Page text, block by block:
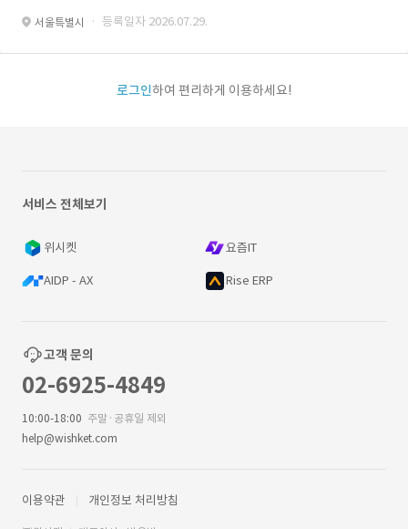
서울특별시 · 등록일자 2026.07.29.
로그인하여 편리하게 이용하세요!
서비스 전체보기
위시켓 요즘IT
AIDP - AX Rise ERP
고객 문의
02-6925-4849
10:00-18:00 주말·공휴일 제외
help@wishket.com
이용약관 개인정보 처리방침